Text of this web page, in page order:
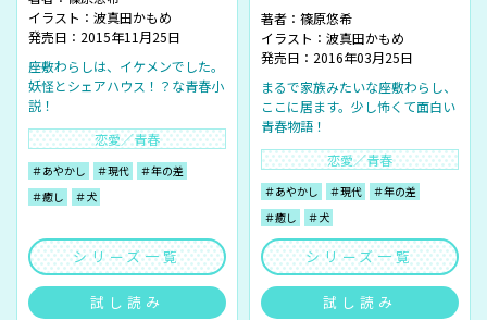
イラスト： 波真田かもめ
発売日：2015年11月25日
――座敷わらしは、イケメンでした。
妖怪とシェアハウス！？な青春小
説！
恋愛／青春
＃あやかし ＃現代
＃年の差
＃癒し
＃犬
シリーズ一覧
試し読み
著者： 篠原悠希
イラスト： 波真田かもめ
発売日：2016年03月25日
まるで家族みたいな座敷わらし、
ここに居ます。少し怖くて面白い
青春物語！
恋愛／青春
＃あやかし ＃現代
＃年の差
＃癒し
＃犬
シリーズ一覧
試し読み